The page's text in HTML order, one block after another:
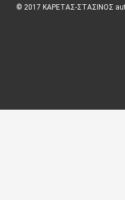
© 2017 ΚΑΡΕΤΑΣ-ΣΤΑΣΙΝΟΣ